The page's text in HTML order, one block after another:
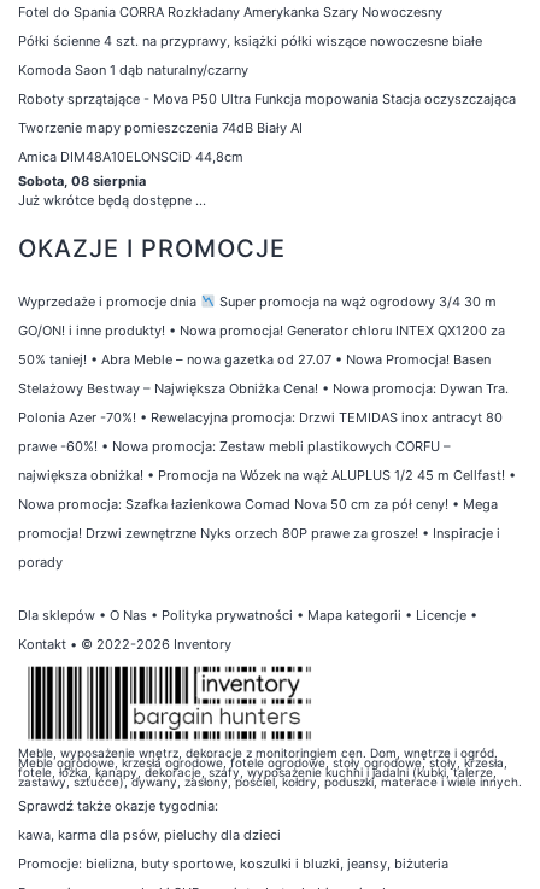
Fotel do Spania CORRA Rozkładany Amerykanka Szary Nowoczesny
Półki ścienne 4 szt. na przyprawy, książki półki wiszące nowoczesne białe
Komoda Saon 1 dąb naturalny/czarny
Roboty sprzątające - Mova P50 Ultra Funkcja mopowania Stacja oczyszczająca
Tworzenie mapy pomieszczenia 74dB Biały AI
Amica DIM48A10ELONSCiD 44,8cm
Sobota, 08 sierpnia
Już wkrótce będą dostępne ...
OKAZJE I PROMOCJE
Wyprzedaże i promocje dnia
Super promocja na wąż ogrodowy 3/4 30 m
GO/ON! i inne produkty! • Nowa promocja! Generator chloru INTEX QX1200 za
50% taniej! • Abra Meble – nowa gazetka od 27.07 • Nowa Promocja! Basen
Stelażowy Bestway – Największa Obniżka Cena! • Nowa promocja: Dywan Tra.
Polonia Azer -70%! • Rewelacyjna promocja: Drzwi TEMIDAS inox antracyt 80
prawe -60%! • Nowa promocja: Zestaw mebli plastikowych CORFU –
największa obniżka! • Promocja na Wózek na wąż ALUPLUS 1/2 45 m Cellfast! •
Nowa promocja: Szafka łazienkowa Comad Nova 50 cm za pół ceny! • Mega
promocja! Drzwi zewnętrzne Nyks orzech 80P prawe za grosze! • Inspiracje i
porady
Dla sklepów • O Nas • Polityka prywatności • Mapa kategorii • Licencje •
Kontakt • © 2022-2026 Inventory
Meble, wyposażenie wnętrz, dekoracje z monitoringiem cen. Dom, wnętrze i ogród.
Meble ogrodowe, krzesła ogrodowe, fotele ogrodowe, stoły ogrodowe, stoły, krzesła,
fotele, łóżka, kanapy, dekoracje, szafy, wyposażenie kuchni i jadalni (kubki, talerze,
zastawy, sztućce), dywany, zasłony, pościel, kołdry, poduszki, materace i wiele innych.
Sprawdź także okazje tygodnia:
kawa, karma dla psów, pieluchy dla dzieci
Promocje: bielizna, buty sportowe, koszulki i bluzki, jeansy, biżuteria